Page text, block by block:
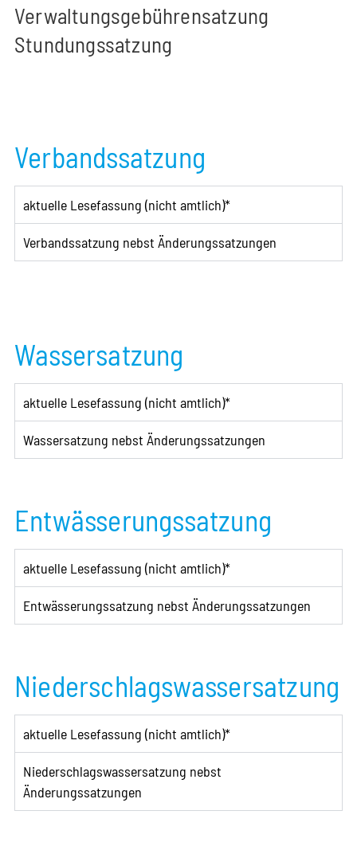
Verwaltungsgebührensatzung
Stundungssatzung
Verbandssatzung
aktuelle Lesefassung (nicht amtlich)*
Verbandssatzung nebst Änderungssatzungen
Wassersatzung
aktuelle Lesefassung (nicht amtlich)*
Wassersatzung nebst Änderungssatzungen
Entwässerungssatzung
aktuelle Lesefassung (nicht amtlich)*
Entwässerungssatzung nebst Änderungssatzungen
Niederschlagswassersatzung
aktuelle Lesefassung (nicht amtlich)*
Niederschlagswassersatzung nebst
Änderungssatzungen